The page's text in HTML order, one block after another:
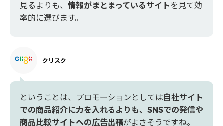
見るよりも、 情報がまとまっているサイト を見て効
率的に選びます。
クリスク
ということは、プロモーションとしては自社サイト
での商品紹介に力を入れるよりも、SNSでの発信や
商品比較サイトへの広告出稿がよさそうですね。